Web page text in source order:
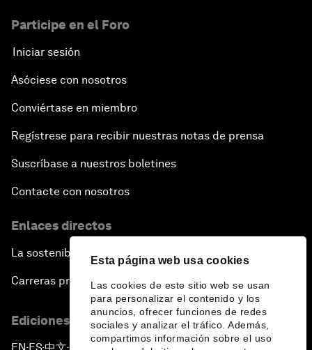
Esta página web usa cookies
Las cookies de este sitio web se usan
para personalizar el contenido y los
anuncios, ofrecer funciones de redes
sociales y analizar el tráfico. Además,
compartimos información sobre el uso
Participe en el Foro
Iniciar sesión
Asóciese con nosotros
Conviértase en miembro
Regístrese para recibir nuestras notas de prensa
Suscríbase a nuestros boletines
Contacte con nosotros
Enlaces directos
La sostenibilidad en el Foro
Carreras profesionales
Ediciones en otros idiomas
EN ▪ES▪中文▪